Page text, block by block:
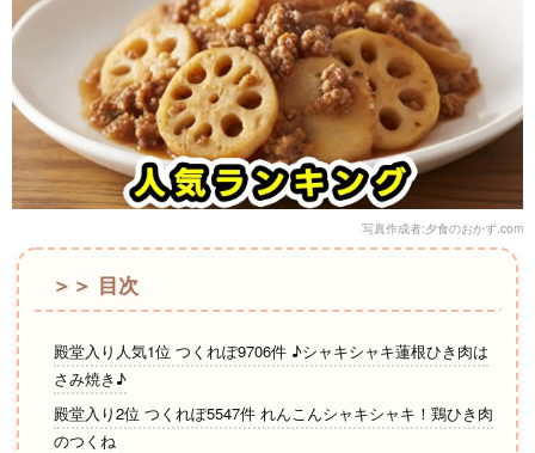
写真作成者:夕食のおかず.com
＞＞ 目次
殿堂入り人気1位 つくれぽ9706件 ♪シャキシャキ蓮根ひき肉は
さみ焼き♪
殿堂入り2位 つくれぽ5547件 れんこんシャキシャキ！鶏ひき肉
のつくね